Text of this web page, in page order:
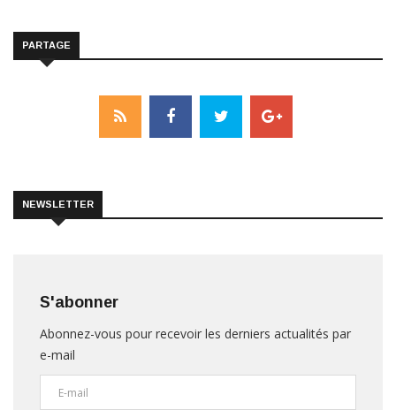
PARTAGE
NEWSLETTER
S'abonner
Abonnez-vous pour recevoir les derniers actualités par
e-mail